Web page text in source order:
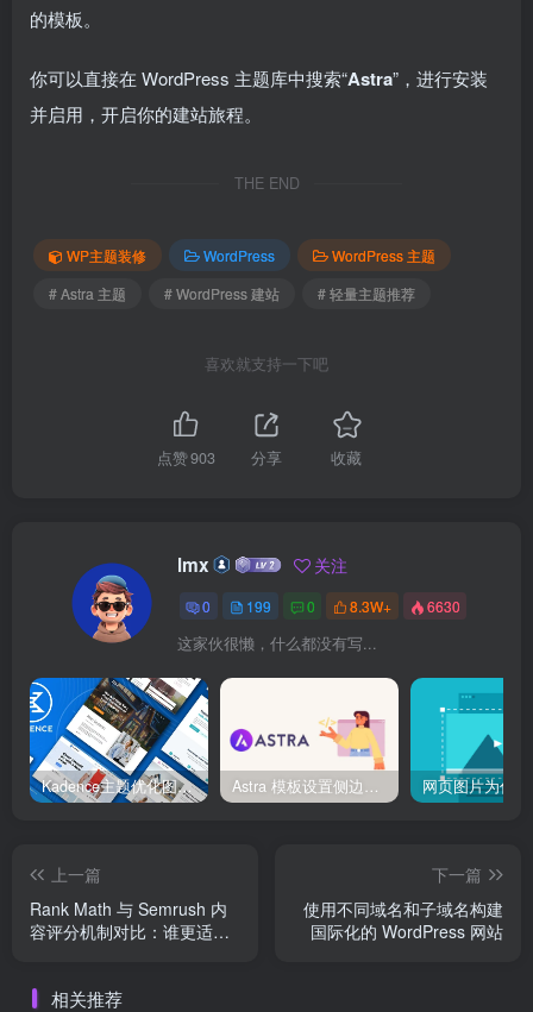
的模板。
你可以直接在 WordPress 主题库中搜索“Astra”，进行安装
并启用，开启你的建站旅程。
THE END
WP主题装修 WordPress
WordPress 主题
# Astra 主题
# WordPress 建站 # 轻量主题推荐
喜欢就支持一下吧
点赞903 分享 收藏
lmx 关注
0 199 0 8.3W+ 6630
这家伙很懒，什么都没有写...
Kadence主题优化图像加载速度完全指南：让你的站点快到超乎想象！ Astra 模板设置侧边栏与全宽页面切换
上一篇
Rank Math 与 Semrush 内
容评分机制对比：谁更适合
下一篇
使用不同域名和子域名构建
国际化的 WordPress 网站
相关推荐